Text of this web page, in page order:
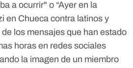
a ocurrir" o “Ayer en la
en Chueca contra latinos y
de los mensajes que han estado
horas en redes sociales
la imagen de un miembro